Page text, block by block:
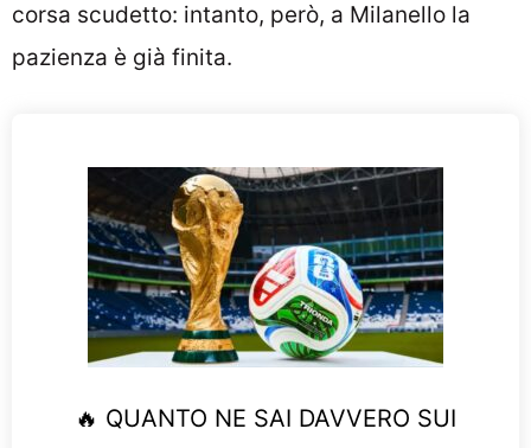
corsa scudetto: intanto, però, a Milanello la
pazienza è già finita.
🔥 QUANTO NE SAI DAVVERO SUI